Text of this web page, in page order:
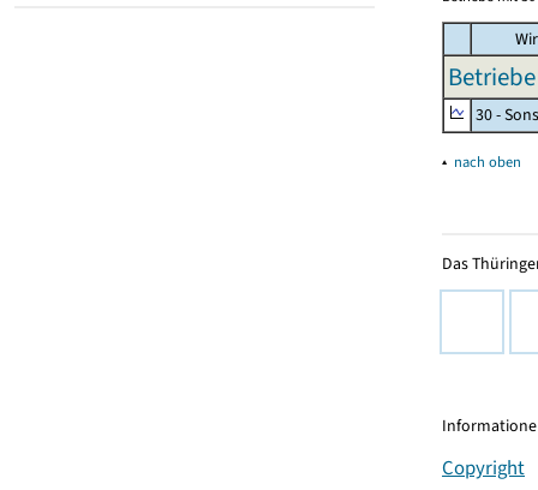
30 -
▴ nach oben
Das
Copyright